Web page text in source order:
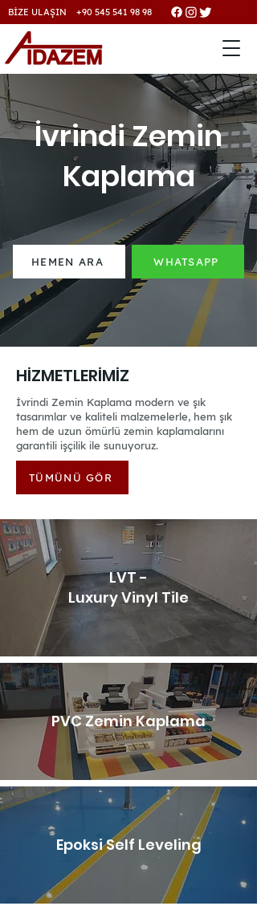
BİZE ULAŞIN +90 545 541 98 98
İvrindi Zemin
Kaplama
HEMEN ARA WHATSAPP
HİZMETLERİMİZ
İvrindi Zemin Kaplama modern ve şık
tasarımlar ve kaliteli malzemelerle, hem şık
hem de uzun ömürlü zemin kaplamalarını
garantili işçilik ile sunuyoruz.
TÜMÜNÜ GÖR
LVT -
Luxury Vinyl Tile
PVC Zemin Kaplama
Epoksi Self Leveling